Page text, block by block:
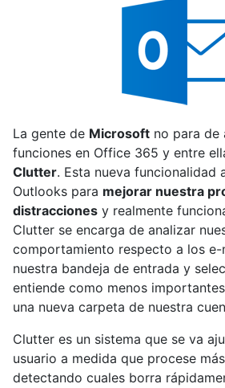
La gente de Microsoft no para de
funciones en Office 365 y entre
Clutter. Esta nueva funcionalidad
Outlooks para mejorar nuestra
distracciones y realmente
Clutter se encarga de analizar
comportamiento respecto a los e-
nuestra bandeja de entrada y
entiende como menos
una nueva carpeta de nuestra
Clutter es un sistema que se va
usuario a medida que procese
detectando cuales borra